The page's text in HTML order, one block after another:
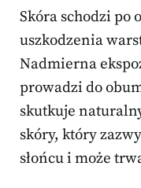
Skóra schodzi po
uszkodzenia
Nadmierna
prowadzi do
skutkuje
skóry, który
słońcu i może